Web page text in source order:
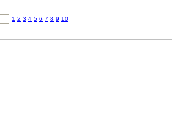
1 2 3 4 5 6 7 8 9 10